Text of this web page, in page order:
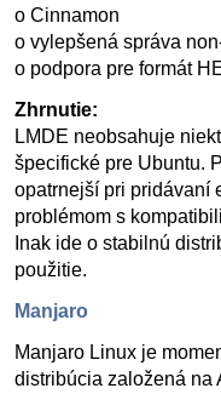
o Cinnamon
o vylepšená správa
o podpora pre formát
Zhrnutie:
LMDE neobsahuje
špecifické pre Ubuntu.
opatrnejší pri pridávaní
problémom s
Inak ide o stabilnú
použitie.
Manjaro
Manjaro Linux je
distribúcia založená na